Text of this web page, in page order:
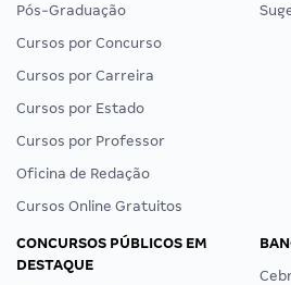
Pós-Graduação
Cursos por Concurso
Cursos por Carreira
Cursos por Estado
Cursos por Professor
Oficina de Redação
Cursos Online Gratuitos
CONCURSOS PÚBLICOS EM
DESTAQUE